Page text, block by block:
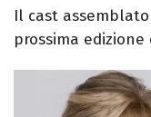
Il cast
prossima edizione